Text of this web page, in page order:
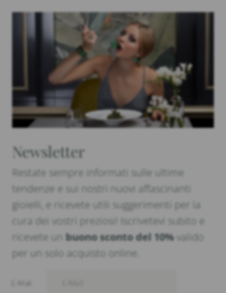
Newsletter
Restate sempre informati sulle ultime
tendenze e sui nostri nuovi affascinanti
gioielli, e ricevete utili suggerimenti per la
cura dei vostri preziosi! Iscrivetevi subito e
ricevete un buono sconto del 10%valido
per un solo acquisto online.